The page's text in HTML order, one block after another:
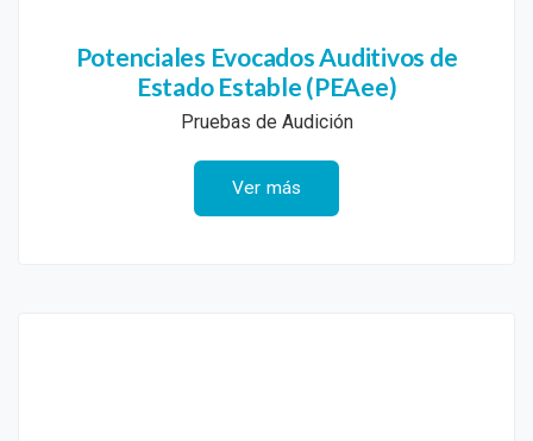
Potenciales Evocados Auditivos de
Estado Estable (PEAee)
Pruebas de Audición
Ver más